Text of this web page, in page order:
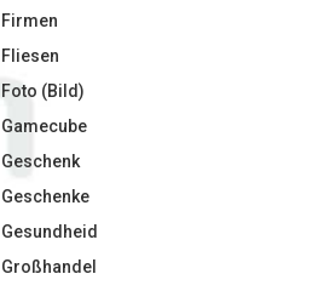
Firmen
Fliesen
Foto (Bild)
Gamecube
Geschenk
Geschenke
Gesundheid
Großhandel